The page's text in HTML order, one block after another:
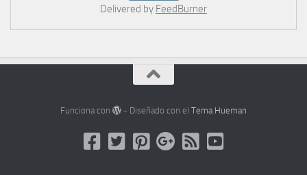
Delivered by FeedBurner
Funciona con - Diseñado con elTema Hueman